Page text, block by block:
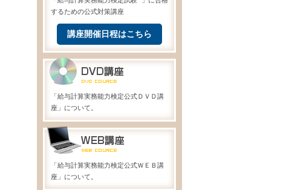
するための公式対策講座
講座開催日程はこちら
「給与計算実務能力検定公式ＤＶＤ講
座」について。
「給与計算実務能力検定公式ＷＥＢ講
座」について。